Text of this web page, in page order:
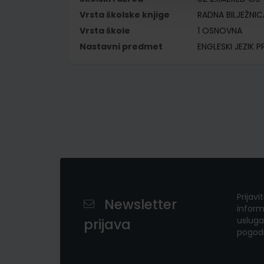
Vrsta školske knjige
RADNA
Vrsta škole
1 OSNOVNA
Nastavni predmet
ENGLESKI JEZIK
Newsletter
prijava